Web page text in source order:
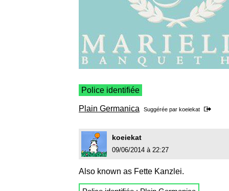
Police identifiée
Plain Germanica Suggérée par koeiekat
koeiekat
09/06/2014 à 22:27
Also known as Fette Kanzlei.